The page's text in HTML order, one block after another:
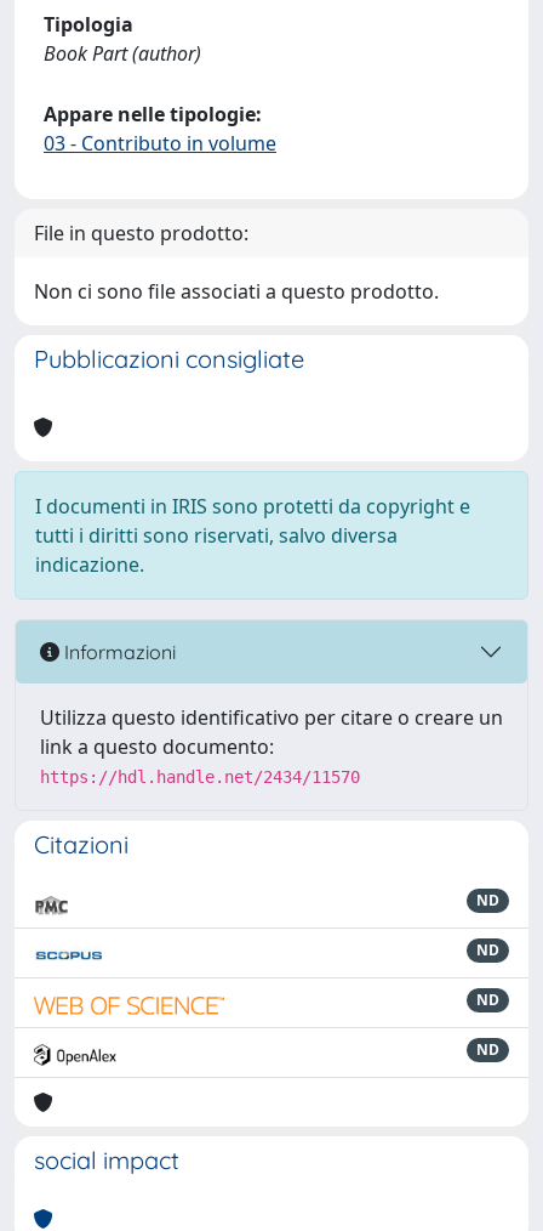
Tipologia
Book Part (author)
Appare nelle tipologie:
03 - Contributo in volume
File in questo prodotto:
Non ci sono file associati a questo prodotto.
Pubblicazioni consigliate
I documenti in IRIS sono protetti da copyright e
tutti i diritti sono riservati, salvo diversa
indicazione.
Informazioni
Utilizza questo identificativo per citare o creare un
link a questo documento:
https://hdl.handle.net/2434/11570
Citazioni
ND
ND
ND
ND
social impact